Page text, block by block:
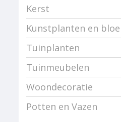
Kerst
Kunstplanten en
Tuinplanten
Tuinmeubelen
Woondecoratie
Potten en Vazen